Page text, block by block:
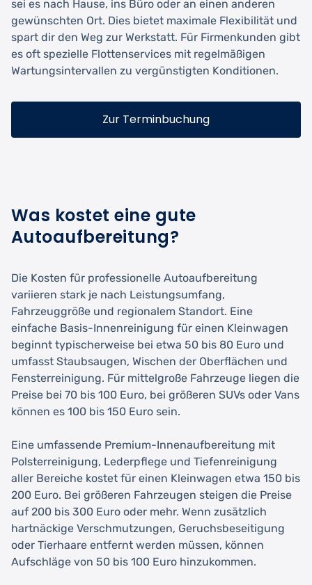
sei es nach Hause, ins Büro oder an einen anderen
gewünschten Ort. Dies bietet maximale Flexibilität und
spart dir den Weg zur Werkstatt. Für Firmenkunden gibt
es oft spezielle Flottenservices mit regelmäßigen
Wartungsintervallen zu vergünstigten Konditionen.
Zur Terminbuchung
Was kostet eine gute
Autoaufbereitung?
Die Kosten für professionelle Autoaufbereitung
variieren stark je nach Leistungsumfang,
Fahrzeuggröße und regionalem Standort. Eine
einfache Basis-Innenreinigung für einen Kleinwagen
beginnt typischerweise bei etwa 50 bis 80 Euro und
umfasst Staubsaugen, Wischen der Oberflächen und
Fensterreinigung. Für mittelgroße Fahrzeuge liegen die
Preise bei 70 bis 100 Euro, bei größeren SUVs oder Vans
können es 100 bis 150 Euro sein.
Eine umfassende Premium-Innenaufbereitung mit
Polsterreinigung, Lederpflege und Tiefenreinigung
aller Bereiche kostet für einen Kleinwagen etwa 150 bis
200 Euro. Bei größeren Fahrzeugen steigen die Preise
auf 200 bis 300 Euro oder mehr. Wenn zusätzlich
hartnäckige Verschmutzungen, Geruchsbeseitigung
oder Tierhaare entfernt werden müssen, können
Aufschläge von 50 bis 100 Euro hinzukommen.